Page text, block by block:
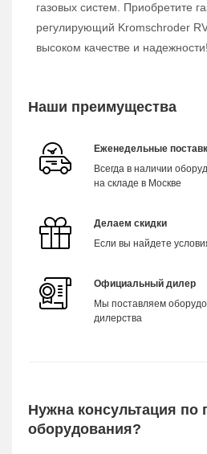
газовых систем. Приобретите
регулирующий Kromschroder
высоком качестве и надежности!
Наши преимущества
Еженедельные
Всегда в наличии
на складе в Москве
Делаем скидки
Если вы найдете
Официальный дилер
Мы поставляем
дилерства
Нужна консультация по
оборудования?